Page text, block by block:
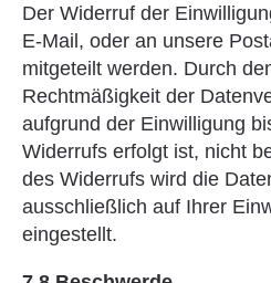
Der Widerruf der
E-Mail, oder an unsere
mitgeteilt werden. Durch
Rechtmäßigkeit der
aufgrund der Einwilligung
Widerrufs erfolgt ist, nicht
des Widerrufs wird die
ausschließlich auf Ihrer
eingestellt.